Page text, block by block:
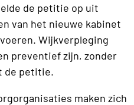
de petitie op uit
van het nieuwe kabinet
Wijkverpleging
preventief zijn, zonder
de petitie.
maken zich